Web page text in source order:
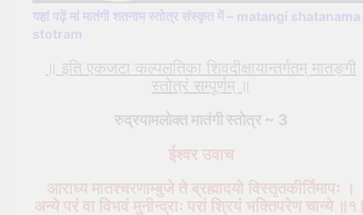
यहां पढ़ें मां मातंगी शतनाम स्तोत्र संस्कृत में – matangi shatanama
stotram
॥ इति एकजटा कल्पलतिका शिवदीक्षायान्तर्गतम् मातङ्गी
स्तोत्रं सम्पूर्णम् ॥
रुद्रयामलोक्त मातंगी स्तोत्र ~ 3
ईश्वर उवाच
आराध्य मातश्चरणाम्बुजे ते ब्रह्मादयो विस्तृतकीर्तिमापः ।
अन्ये परं वा विभवं मुनीन्द्राः परां श्रियं भक्तिपरेण चान्ये